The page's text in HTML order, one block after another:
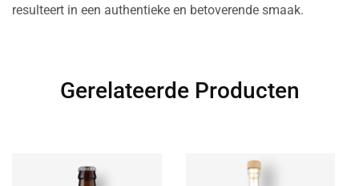
resulteert in een authentieke en betoverende smaak.
Gerelateerde Producten